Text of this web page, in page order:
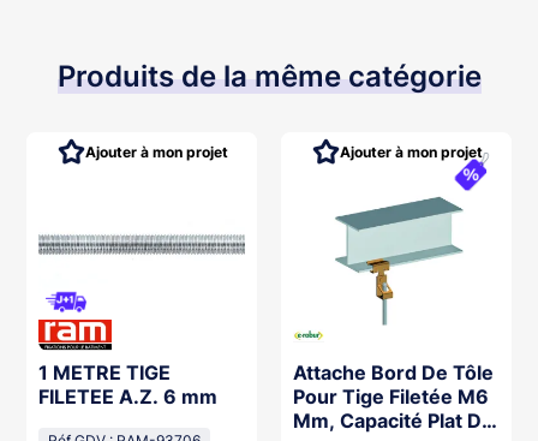
Produits de la même catégorie
1 METRE TIGE
FILETEE A.Z. 6 mm
Ajouter à mon projet
Attache Bord De Tôle
Pour Tige Filetée M6
Mm, Capacité Plat De
Ajouter à mon projet